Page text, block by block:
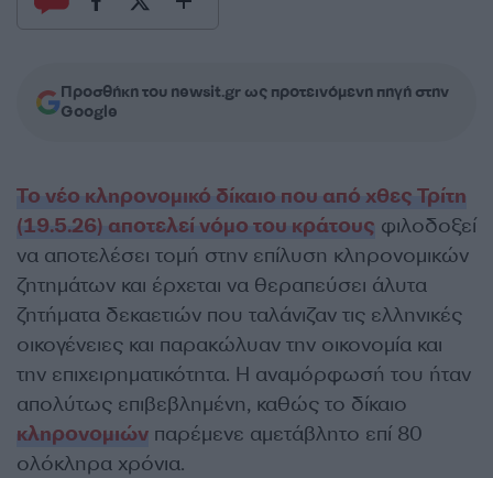
Προσθήκη του newsit.gr ως προτεινόμενη πηγή στην
Google
Το νέο κληρονομικό δίκαιο που από χθες Τρίτη
(19.5.26) αποτελεί νόμο του κράτους φιλοδοξεί
να αποτελέσει τομή στην επίλυση κληρονομικών
ζητημάτων και έρχεται να θεραπεύσει άλυτα
ζητήματα δεκαετιών που ταλάνιζαν τις ελληνικές
οικογένειες και παρακώλυαν την οικονομία και
την επιχειρηματικότητα. Η αναμόρφωσή του ήταν
απολύτως επιβεβλημένη, καθώς το δίκαιο
κληρονομιών παρέμενε αμετάβλητο επί 80
ολόκληρα χρόνια.